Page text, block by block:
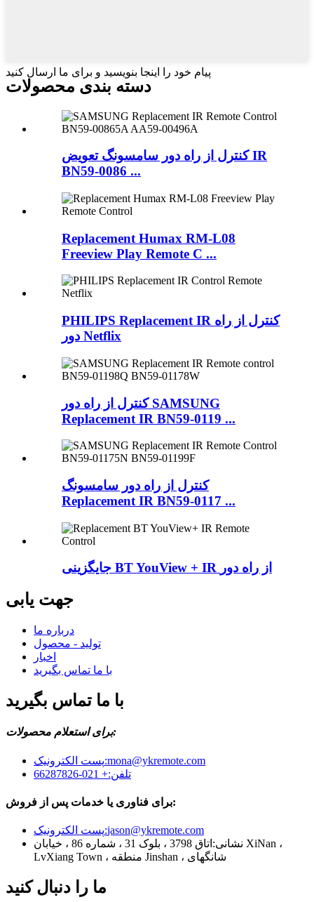
پیام خود را اینجا بنویسید و برای ما ارسال کنید
دسته بندی محصولات
کنترل از راه دور سامسونگ تعویض IR
BN59-0086 ...
Replacement Humax RM-L08
Freeview Play Remote C ...
PHILIPS Replacement IR کنترل از راه
دور Netflix
کنترل از راه دور SAMSUNG
Replacement IR BN59-0119 ...
کنترل از راه دور سامسونگ
Replacement IR BN59-0117 ...
جایگزینی BT YouView + IR از راه دور
جهت یابی
درباره ما
تولید - محصول
اخبار
با ما تماس بگیرید
با ما تماس بگیرید
برای استعلام محصولات:
پست الکترونیک:mona@ykremote.com
تلفن:+ 021-66287826
برای فناوری یا خدمات پس از فروش:
پست الکترونیک:jason@ykremote.com
نشانی:
اتاق 3798 ، بلوک 31 ، شماره 86 ، خیابان XiNan ،
LvXiang Town ، منطقه Jinshan ، شانگهای
ما را دنبال کنید